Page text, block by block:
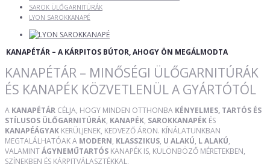
SAROK ÜLŐGARNITÚRÁK
LYON SAROKKANAPÉ
KANAPÉTÁR – A KÁRPITOS BÚTOR, AHOGY ÖN MEGÁLMODTA
KANAPÉTÁR – MINŐSÉGI ÜLŐGARNITÚRÁK
ÉS KANAPÉK KÖZVETLENÜL A GYÁRTÓTÓL
A KANAPÉTÁR CÉLJA, HOGY MINDEN OTTHONBA KÉNYELMES, TARTÓS ÉS
STÍLUSOS ÜLŐGARNITÚRÁK, KANAPÉK, SAROKKANAPÉK ÉS
KANAPÉÁGYAK KERÜLJENEK, KEDVEZŐ ÁRON. KÍNÁLATUNKBAN
MEGTALÁLHATÓAK A MODERN, KLASSZIKUS, U ALAKÚ, L ALAKÚ,
VALAMINTÁGYNEMŰTARTÓS KANAPÉK IS, KÜLÖNBÖZŐ MÉRETEKBEN,
SZÍNEKBEN ÉS KÁRPITVÁLASZTÉKKAL.